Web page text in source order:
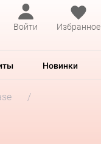
Войти
Избранное
Новинки